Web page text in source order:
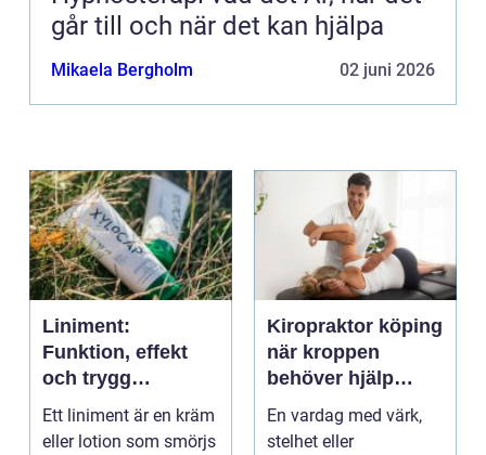
går till och när det kan hjälpa
Mikaela Bergholm 02 juni 2026
Liniment:
Funktion, effekt
och trygg
användning
Ett liniment är en kräm
eller lotion som smörjs
Kiropraktor köping
när kroppen
behöver hjälp
tillbaka
En vardag med värk,
stelhet eller